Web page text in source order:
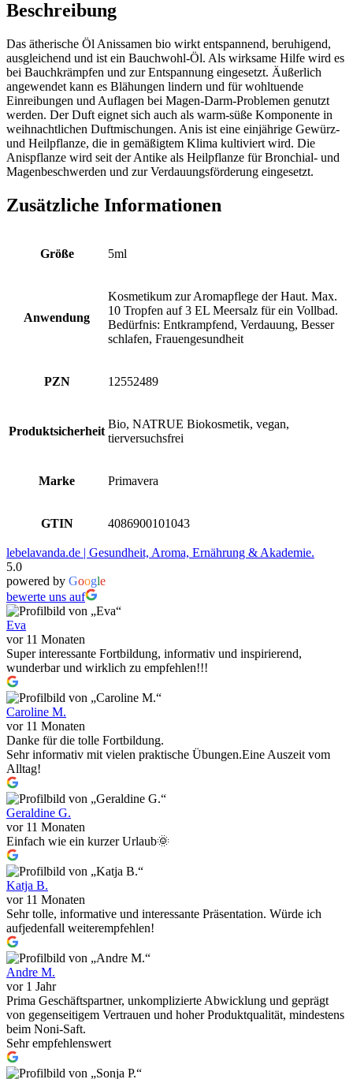
Beschreibung
Das ätherische Öl Anissamen bio wirkt entspannend, beruhigend,
ausgleichend und ist ein Bauchwohl-Öl. Als wirksame Hilfe wird es
bei Bauchkrämpfen und zur Entspannung eingesetzt. Äußerlich
angewendet kann es Blähungen lindern und für wohltuende
Einreibungen und Auflagen bei Magen-Darm-Problemen genutzt
werden. Der Duft eignet sich auch als warm-süße Komponente in
weihnachtlichen Duftmischungen. Anis ist eine einjährige Gewürz-
und Heilpflanze, die in gemäßigtem Klima kultiviert wird. Die
Anispflanze wird seit der Antike als Heilpflanze für Bronchial- und
Magenbeschwerden und zur Verdauungsförderung eingesetzt.
Zusätzliche Informationen
Größe 5ml
Anwendung
Kosmetikum zur Aromapflege der Haut. Max.
10 Tropfen auf 3 EL Meersalz für ein Vollbad.
Bedürfnis: Entkrampfend, Verdauung, Besser
schlafen, Frauengesundheit
PZN 12552489
Produktsicherheit
Bio, NATRUE Biokosmetik, vegan,
tierversuchsfrei
Marke Primavera
GTIN 4086900101043
lebelavanda.de | Gesundheit, Aroma, Ernährung & Akademie.
5.0
powered by Google
bewerte uns auf
Eva
vor 11 Monaten
Super interessante Fortbildung, informativ und inspirierend,
wunderbar und wirklich zu empfehlen!!!
Caroline M.
vor 11 Monaten
Danke für die tolle Fortbildung.
Sehr informativ mit vielen praktische Übungen.Eine Auszeit vom
Alltag!
Geraldine G.
vor 11 Monaten
Einfach wie ein kurzer Urlaub🌞
Katja B.
vor 11 Monaten
Sehr tolle, informative und interessante Präsentation. Würde ich
aufjedenfall weiterempfehlen!
Andre M.
vor 1 Jahr
Prima Geschäftspartner, unkomplizierte Abwicklung und geprägt
von gegenseitigem Vertrauen und hoher Produktqualität, mindestens
beim Noni-Saft.
Sehr empfehlenswert